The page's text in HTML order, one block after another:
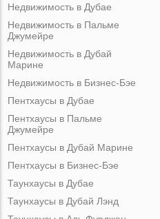
Недвижимость в Дубае
Недвижимость в Пальме
Джумейре
Недвижимость в Дубай
Марине
Недвижимость в Бизнес-Бэе
Пентхаусы в Дубае
Пентхаусы в Пальме
Джумейре
Пентхаусы в Дубай Марине
Пентхаусы в Бизнес-Бэе
Таунхаусы в Дубае
Таунхаусы в Дубай Лэнд